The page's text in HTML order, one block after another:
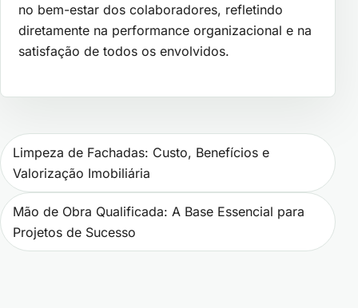
no bem-estar dos colaboradores, refletindo
diretamente na performance organizacional e na
satisfação de todos os envolvidos.
Navegação de Post
Limpeza de Fachadas: Custo, Benefícios e
Valorização Imobiliária
Mão de Obra Qualificada: A Base Essencial para
Projetos de Sucesso